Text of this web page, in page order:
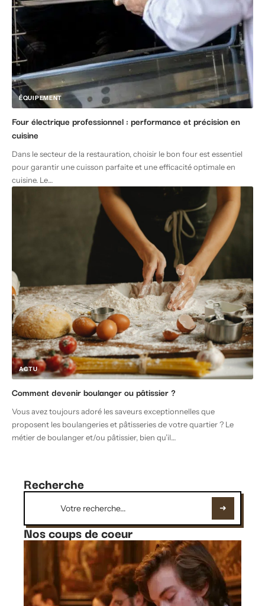
ÉQUIPEMENT
Four électrique professionnel : performance et précision en
cuisine
Dans le secteur de la restauration, choisir le bon four est essentiel
pour garantir une cuisson parfaite et une efficacité optimale en
cuisine. Le…
ACTU
Comment devenir boulanger ou pâtissier ?
Vous avez toujours adoré les saveurs exceptionnelles que
proposent les boulangeries et pâtisseries de votre quartier ? Le
métier de boulanger et/ou pâtissier, bien qu’il…
Recherche
Nos coups de coeur